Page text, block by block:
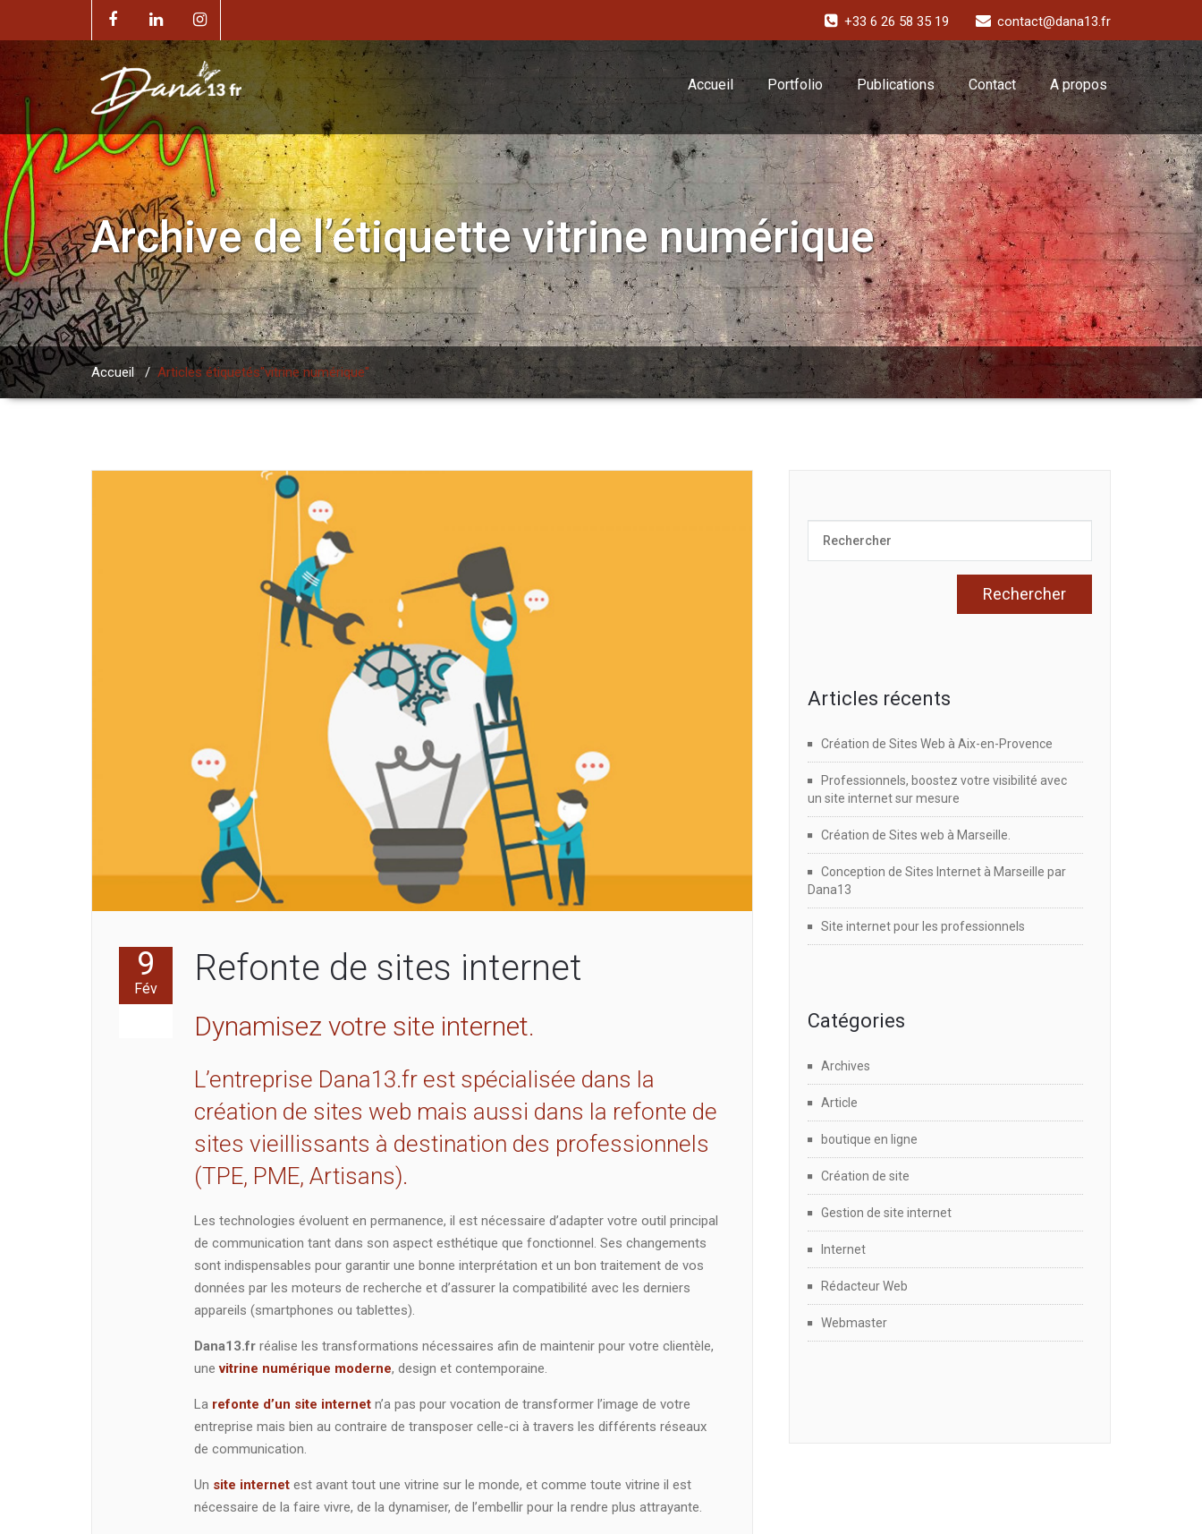
+33 6 26 58 35 19 contact@dana13.fr
Accueil Portfolio Publications Contact A propos
Archive de l’étiquettevitrine numérique
Accueil/ Articles étiquetés"vitrine numérique"
9
Fév Refonte de sites internet
Dynamisez votre site internet.
L’entreprise Dana13.fr est spécialisée dans la
création de sites web mais aussi dans la refonte de
sites vieillissants à destination des professionnels
(TPE, PME, Artisans).
Les technologies évoluent en permanence, il est nécessaire d’adapter votre outil principal
de communication tant dans son aspect esthétique que fonctionnel. Ses changements
sont indispensables pour garantir une bonne interprétation et un bon traitement de vos
données par les moteurs de recherche et d’assurer la compatibilité avec les derniers
appareils (smartphones ou tablettes).
Dana13.frréalise les transformations nécessaires afin de maintenir pour votre clientèle,
unevitrine numérique moderne, design et contemporaine.
La refonte d’un site internetn’a pas pour vocation de transformer l’image de votre
entreprise mais bien au contraire de transposer celle-ci à travers les différents réseaux
de communication.
Un site internetest avant tout une vitrine sur le monde, et comme toute vitrine il est
nécessaire de la faire vivre, de la dynamiser, de l’embellir pour la rendre plus attrayante.
Articles récents
Création de Sites Web à Aix-en-Provence
Professionnels, boostez votre visibilité avec
un site internet sur mesure
Création de Sites web à Marseille.
Conception de Sites Internet à Marseille par
Dana13
Site internet pour les professionnels
Catégories
Archives
Article
boutique en ligne
Création de site
Gestion de site internet
Internet
Rédacteur Web
Webmaster